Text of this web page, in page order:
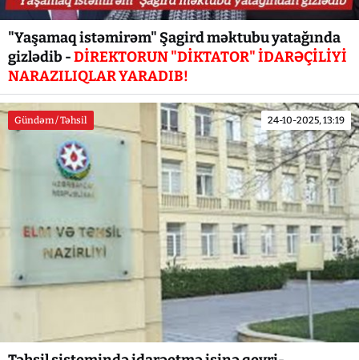
"Yaşamaq istəmirəm" Şagird məktubu yatağında
gizlədib -DİREKTORUN "DİKTATOR" İDARƏÇİLİYİ
NARAZILIQLAR YARADIB!
Gündəm / Təhsil 24-10-2025, 13:19